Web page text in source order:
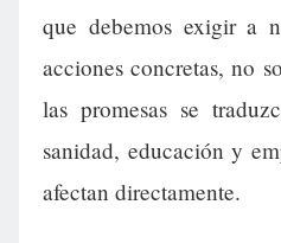
que debemos exigir a
acciones concretas, no
las promesas se
sanidad, educación y
afectan directamente.